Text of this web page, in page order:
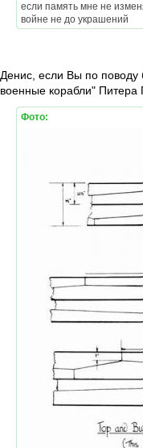
если память мне не
войне не до украшений
Денис, если Вы по поводу
военные корабли" Питера
Фото: